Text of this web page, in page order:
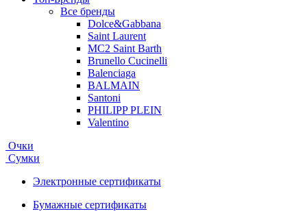
Все бренды
Dolce&Gabbana
Saint Laurent
MC2 Saint Barth
Brunello Cucinelli
Balenciaga
BALMAIN
Santoni
PHILIPP PLEIN
Valentino
Очки
Сумки
Электронные сертификаты
Бумажные сертификаты